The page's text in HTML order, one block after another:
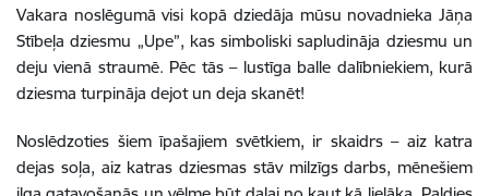
Vakara noslēgumā visi kopā dziedāja mūsu novadnieka Jāņa
Stībeļa dziesmu „Upe”, kas simboliski sapludināja dziesmu un
deju vienā straumē. Pēc tās – lustīga balle dalībniekiem, kurā
dziesma turpināja dejot un deja skanēt!
Noslēdzoties šiem īpašajiem svētkiem, ir skaidrs – aiz katra
dejas soļa, aiz katras dziesmas stāv milzīgs darbs, mēnešiem